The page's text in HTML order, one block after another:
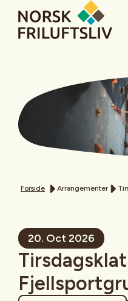
Forside Arrangementer
20. Oct 2026